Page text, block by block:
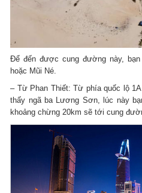
Để đến được cung đường này,
hoặc Mũi Né.
– Từ Phan Thiết: Từ phía quốc lộ
thấy ngã ba Lương Sơn, lúc này
khoảng chừng 20km sẽ tới cung